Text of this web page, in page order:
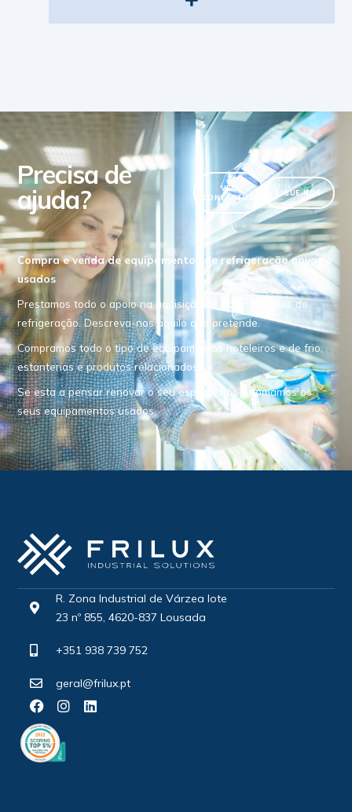
Precisa de
ajuda?
VER
CONTACTOS
LIGUE-NOS
Compra e venda de equipamentos de refrigeração novos e
usados
Prestamos todo o apoio na aquisição de equipamentos de
refrigeração. Descreva-nos aquilo que pretende.
Compramos todo o tipo de equipamentos hoteleiros e de frio,
estanterias e produtos relacionados.
Se esta a pensar renovar o seu espaço, nós retomamos os
seus equipamentos usados.
R. Zona Industrial de Várzea lote
23 nº 855, 4620-837 Lousada
+351 938 739 752
geral@frilux.pt